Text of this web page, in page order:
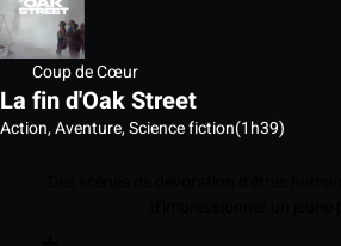
Coup de Cœur
La fin d'Oak Street
Action, Aventure, Science fiction(1h39)